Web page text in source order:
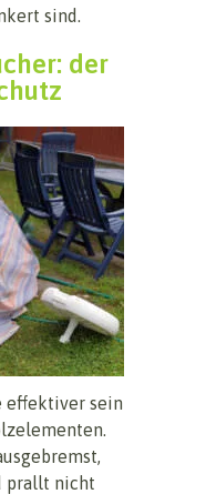
sind.
der
effektiver sein
prallt nicht